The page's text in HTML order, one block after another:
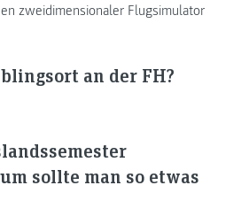
zweidimensionaler Flugsimulator
an der FH?
sollte man so etwas